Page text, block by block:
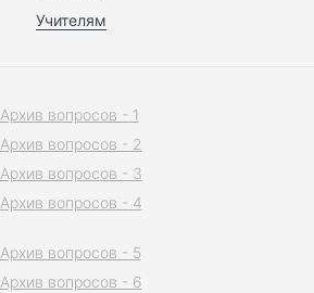
Учителям
Архив вопросов - 1
Архив вопросов - 2
Архив вопросов - 3
Архив вопросов - 4
Архив вопросов - 5
Архив вопросов - 6